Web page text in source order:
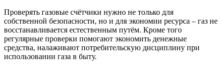
Проверять газовые счётчики нужно не только для
собственной безопасности, но и для экономии ресурса – газ не
восстанавливается естественным путём. Кроме того
регулярные проверки помогают экономить денежные
средства, налаживают потребительскую дисциплину при
использовании газа в быту.